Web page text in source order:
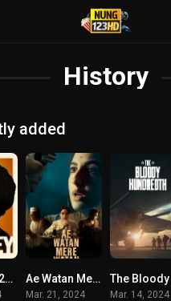
History
added
Shirley (2024) เชอร์ลีย์ หญิงแกร่งสภาเหล็ก Ae Watan Mere Watan (2024) อินเดียที่รัก
Mar. 21, 2024 Mar. 14, 2024